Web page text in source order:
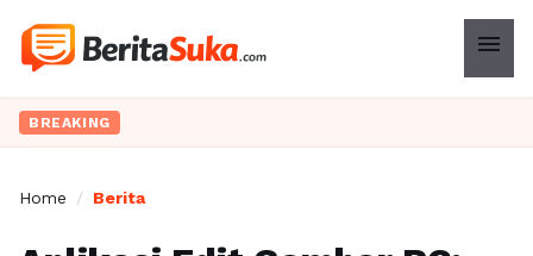
menu
BREAKING
Home / Berita